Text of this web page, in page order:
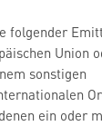
folgender
Union
sonstigen
ein oder